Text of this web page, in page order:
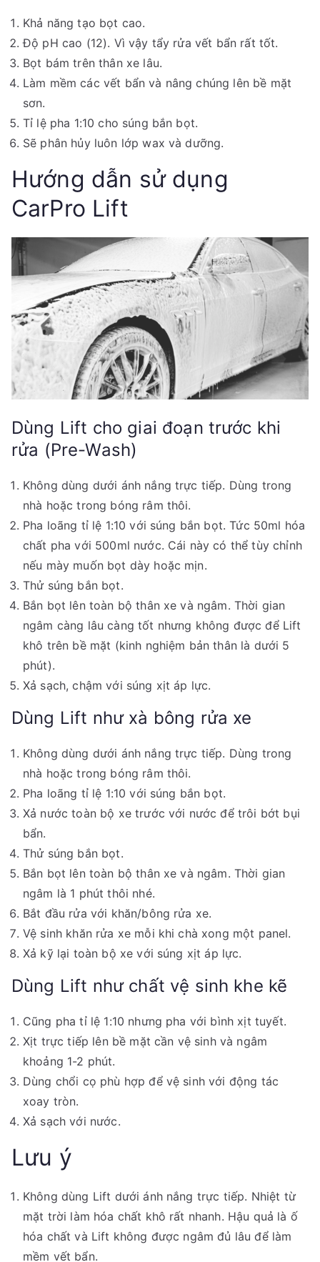
Khả năng tạo bọt cao.
Độ pH cao (12). Vì vậy tẩy rửa vết bẩn rất tốt.
Bọt bám trên thân xe lâu.
Làm mềm các vết bẩn và nâng chúng lên bề mặt
sơn.
Tỉ lệ pha 1:10 cho súng bắn bọt.
Sẽ phân hủy luôn lớp wax và dưỡng.
Hướng dẫn sử dụng
CarPro Lift
Dùng Lift cho giai đoạn trước khi
rửa (Pre-Wash)
Không dùng dưới ánh nắng trực tiếp. Dùng trong
nhà hoặc trong bóng râm thôi.
Pha loãng tỉ lệ 1:10 với súng bắn bọt. Tức 50ml hóa
chất pha với 500ml nước. Cái này có thể tùy chỉnh
nếu mày muốn bọt dày hoặc mịn.
Thử súng bắn bọt.
Bắn bọt lên toàn bộ thân xe và ngâm. Thời gian
ngâm càng lâu càng tốt nhưng không được để Lift
khô trên bề mặt (kinh nghiệm bản thân là dưới 5
phút).
Xả sạch, chậm với súng xịt áp lực.
Dùng Lift như xà bông rửa xe
Không dùng dưới ánh nắng trực tiếp. Dùng trong
nhà hoặc trong bóng râm thôi.
Pha loãng tỉ lệ 1:10 với súng bắn bọt.
Xả nước toàn bộ xe trước với nước để trôi bớt bụi
bẩn.
Thử súng bắn bọt.
Bắn bọt lên toàn bộ thân xe và ngâm. Thời gian
ngâm là 1 phút thôi nhé.
Bắt đầu rửa với khăn/bông rửa xe.
Vệ sinh khăn rửa xe mỗi khi chà xong một panel.
Xả kỹ lại toàn bộ xe với súng xịt áp lực.
Dùng Lift như chất vệ sinh khe kẽ
Cũng pha tỉ lệ 1:10 nhưng pha với bình xịt tuyết.
Xịt trực tiếp lên bề mặt cần vệ sinh và ngâm
khoảng 1-2 phút.
Dùng chổi cọ phù hợp để vệ sinh với động tác
xoay tròn.
Xả sạch với nước.
Lưu ý
Không dùng Lift dưới ánh nắng trực tiếp. Nhiệt từ
mặt trời làm hóa chất khô rất nhanh. Hậu quả là ố
hóa chất và Lift không được ngâm đủ lâu để làm
mềm vết bẩn.